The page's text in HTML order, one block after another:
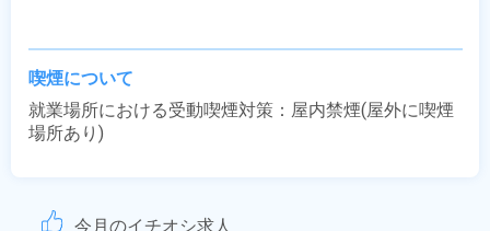
喫煙について
就業場所における受動喫煙対策：屋内禁煙(屋外に喫煙
場所あり)
今月のイチオシ求人